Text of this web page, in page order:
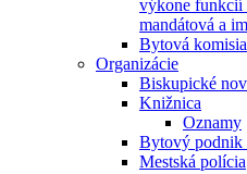
výkone funkcií
mandátová a
Bytová
Organizácie
Biskupické
Knižnica
Oznamy
Bytový podnik
Mestská polícia